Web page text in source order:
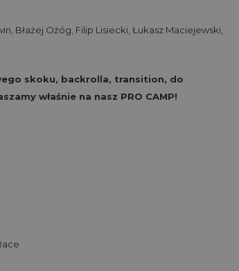
Błażej Ożóg, Filip Lisiecki, Łukasz Maciejewski,
skoku, backrolla, transition, do
właśnie na nasz PRO CAMP!